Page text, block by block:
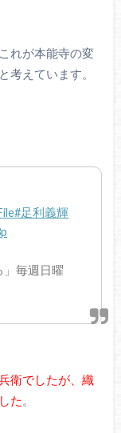
れが本能寺の変
考えています。
#足利義輝
毎週日曜
衛でしたが、織
た